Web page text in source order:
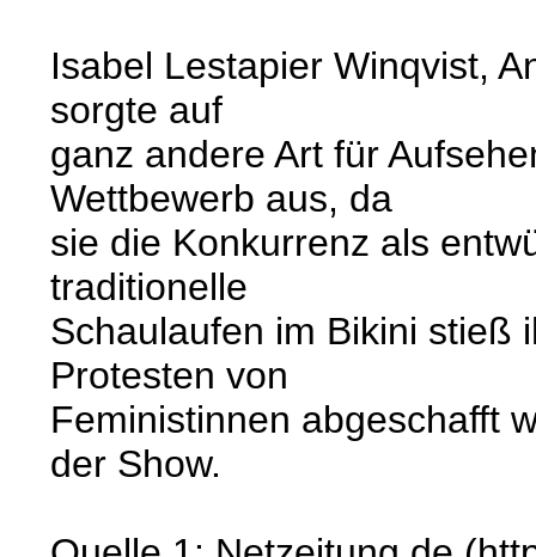
Isabel Lestapier Winqvist,
sorgte auf
ganz andere Art für
Wettbewerb aus, da
sie die Konkurrenz als
traditionelle
Schaulaufen im Bikini stieß
Protesten von
Feministinnen abgeschafft
der Show.